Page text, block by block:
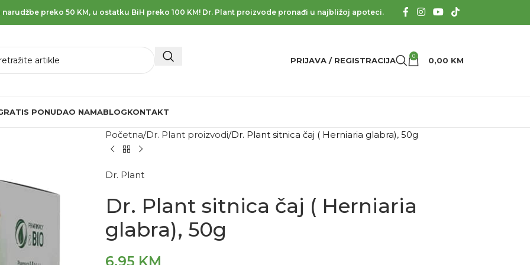
preko 50 KM, u ostatku BiH preko 100 KM! Dr. Plant proizvode pronađi u najbližoj apoteci.
PRIJAVA / REGISTRACIJA 0 0,00 KM
PONUDAO NAMABLOGKONTAKT
Početna Dr. Plant proizvodi Dr. Plant sitnica čaj ( Herniaria glabra), 50g
Dr. Plant
Dr. Plant sitnica čaj ( Herniaria
glabra), 50g
6,95 KM